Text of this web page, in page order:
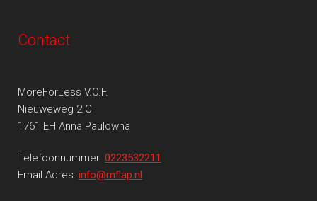
Contact
MoreForLess V.O.F.
Nieuweweg 2 C
1761 EH Anna Paulowna
Telefoonnummer: 0223532211
Email Adres: info@mflap.nl